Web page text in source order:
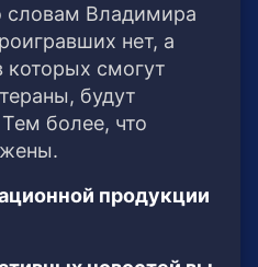
словам Владимира
нет, а
которых смогут
будут
более, что
продукции